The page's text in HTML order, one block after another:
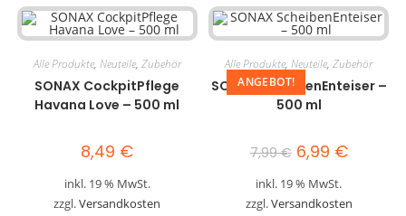
Alle Produkte, Neuteile, Zubehör
SONAX CockpitPflege
Havana Love – 500 ml
8,49 €
inkl. 19 % MwSt.
zzgl.Versandkosten
ANGEBOT!
Alle Produkte,Neuteile,Zubehör
SONAX ScheibenEnteiser –
500 ml
7,99€ 6,99 €
inkl. 19 % MwSt.
zzgl.Versandkosten